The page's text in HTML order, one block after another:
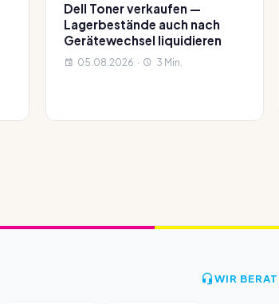
Dell Toner verkaufen —
Lagerbestände auch nach
Gerätewechsel liquidieren
05.08.2026 · 3 Min.
WIR